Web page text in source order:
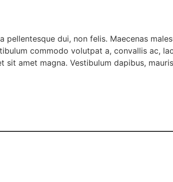
dui, non felis. Maecenas
commodo volutpat a, convallis ac,
amet magna. Vestibulum dapibus,